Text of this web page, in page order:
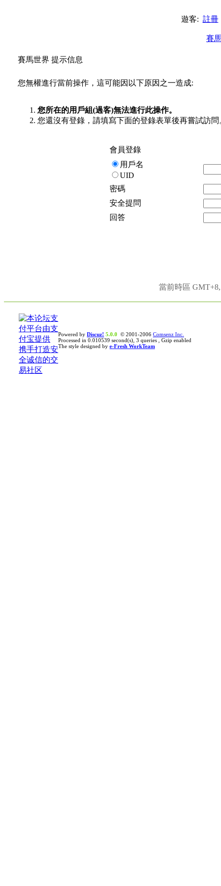
遊客: 註冊
賽
賽馬世界 提示信息
您無權進行當前操作，這可能因以下原因之一造成:
您所在的用戶組(過客)無法進行此操作。
您還沒有登錄，請填寫下面的登錄表單後再嘗試訪問
會員登錄
用戶名
UID
密碼
安全提問
回答
當前時區
Powered by Discuz! 5.0.0 © 2001-2006 Comsenz Inc.
Processed in 0.010539 second(s), 3 queries , Gzip enabled
The style designed by e-Fresh WorkTeam